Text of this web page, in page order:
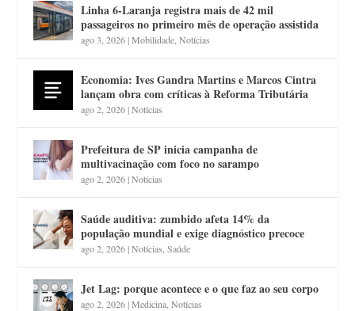
Linha 6-Laranja registra mais de 42 mil
passageiros no primeiro mês de operação assistida
ago 3, 2026|Mobilidade ,Notícias
Economia: Ives Gandra Martins e Marcos Cintra
lançam obra com críticas à Reforma Tributária
ago 2, 2026|Notícias
Prefeitura de SP inicia campanha de
multivacinação com foco no sarampo
ago 2, 2026|Notícias
Saúde auditiva: zumbido afeta 14% da
população mundial e exige diagnóstico precoce
ago 2, 2026|Notícias ,Saúde
Jet Lag: porque acontece e o que faz ao seu corpo
ago 2, 2026|Medicina ,Notícias